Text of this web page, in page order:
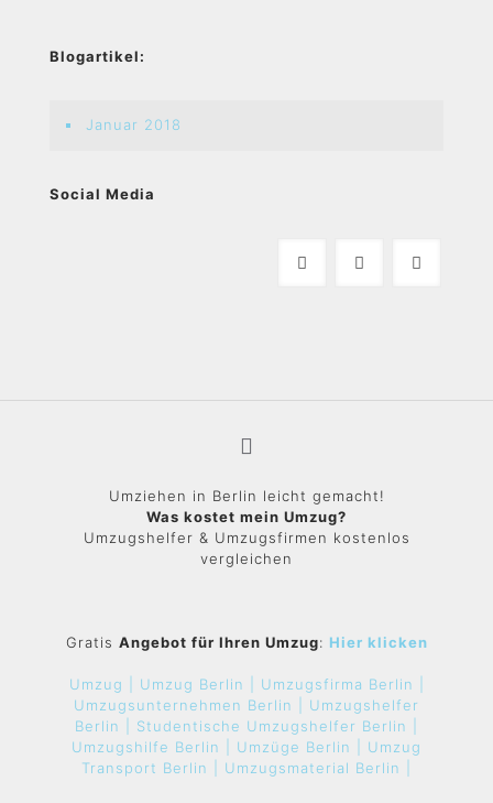
Blogartikel:
Januar 2018
Social Media
Umziehen in Berlin leicht gemacht!
Was kostet mein Umzug?
Umzugshelfer & Umzugsfirmen kostenlos
vergleichen
Gratis Angebot für Ihren Umzug: Hier klicken
Umzug | Umzug Berlin |
Umzugsfirma Berlin |
Umzugsunternehmen Berlin | Umzugshelfer
Berlin | Studentische Umzugshelfer Berlin |
Umzugshilfe Berlin | Umzüge Berlin | Umzug
Transport Berlin | Umzugsmaterial Berlin |